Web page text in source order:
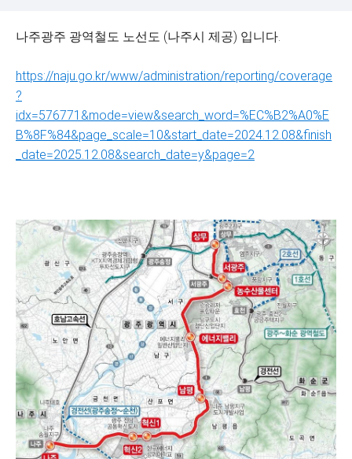
나주광주 광역철도 노선도 (나주시 제공) 입니다.
https://naju.go.kr/www/administration/reporting/coverage
?
idx=576771&mode=view&search_word=%EC%B2%A0%E
B%8F%84&page_scale=10&start_date=2024.12.08&finish
_date=2025.12.08&search_date=y&page=2